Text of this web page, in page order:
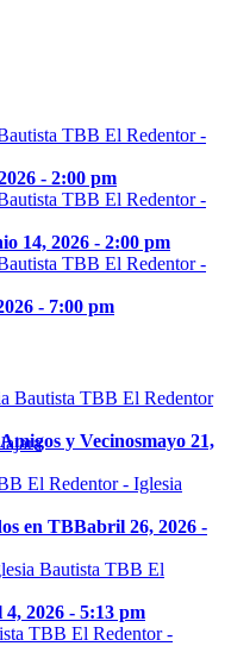
- 2:00 pm
14, 2026 - 2:00 pm
- 7:00 pm
y Vecinosmayo 21,
en TBBabril 26, 2026 -
2026 - 5:13 pm